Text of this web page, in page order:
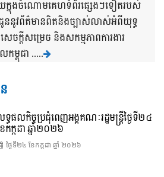
យក្នុងចំណោមគេហទំព័រផ្សេងៗទៀតរបស់
ជូននូវព័ត៌មានពិតនិងច្បាស់លាស់អំពីយុទ្ធ
ក្តីសម្រេច និងសកម្មភាពការងារ
កម្ពុជា .....
ធផលកិច្ចប្រជុំពេញអង្គគណៈរដ្ឋមន្រ្តីថ្ងៃទី២៤
កក្កដា ឆ្នាំ២០២៦
ថ្ងៃទី២៤ ខែ​កក្កដា ឆ្នាំ ២០២៦